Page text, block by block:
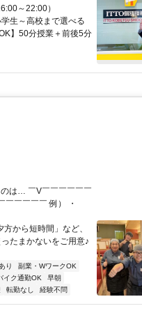
～22:00）
生～高校まで選べる
】50分授業＋前後5分
は… ￣V￣￣￣￣￣￣
￣￣￣￣￣ 例） ・
から短時間」など、
たまかないをご用意♪
り
副業・WワークOK
イク通勤OK
早朝
転勤なし 経験不問